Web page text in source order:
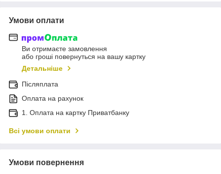
Умови оплати
Ви отримаєте замовлення
або гроші повернуться на вашу картку
Детальніше
Післяплата
Оплата на рахунок
1. Оплата на картку Приватбанку
Всі умови оплати
Умови повернення